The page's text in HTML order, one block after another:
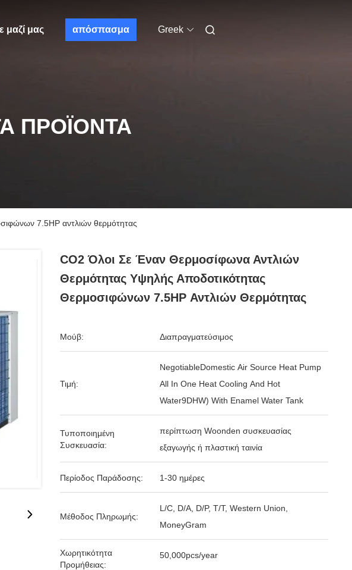
μαζί μας απόσπασμα Greek
ΠΡΟΪΌΝΤΑ
7.5HP αντλιών θερμότητας
CO2 Όλοι Σε Έναν Θερμοσίφωνα Αντλιών
Θερμότητας Υψηλής Αποδοτικότητας
Θερμοσιφώνων 7.5HP Αντλιών Θερμότητας
Μούβ: Διαπραγματεύσιμος
Τιμή:
NegotiableDomestic Air Source Heat Pump
All In One Heat Cooling And Hot
Water9DHW) With Enamel Water Tank
Τυποποιημένη
Συσκευασία:
περίπτωση Woonden συσκευασίας
εξαγωγής ή πλαστική ταινία
Περίοδος Παράδοσης: 1-30 ημέρες
Μέθοδος Πληρωμής:
L/C, D/A, D/P, T/T, Western Union,
MoneyGram
Χωρητικότητα
Προμήθειας:
50,000pcs/year